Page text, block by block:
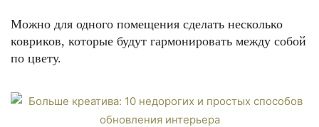
Можно для одного помещения сделать несколько
ковриков, которые будут гармонировать между собой
по цвету.